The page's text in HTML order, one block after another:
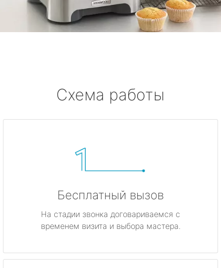
Схема работы
Бесплатный вызов
На стадии звонка договариваемся с
временем визита и выбора мастера.